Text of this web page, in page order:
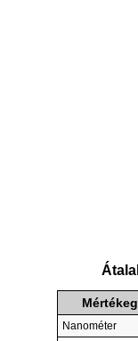
Nanométer